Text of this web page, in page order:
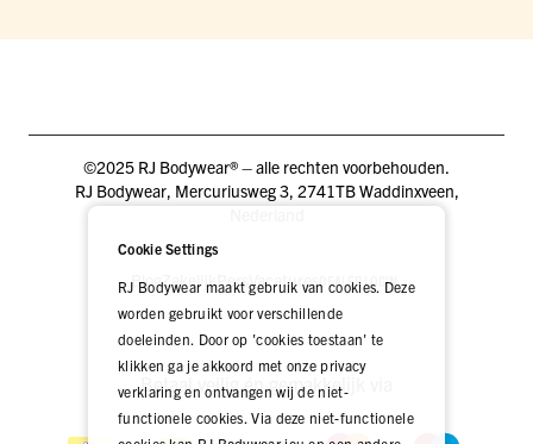
©2025 RJ Bodywear® – alle rechten voorbehouden.
RJ Bodywear, Mercuriusweg 3, 2741TB Waddinxveen,
BlogZakelijkPers VacaturesDEALER LOGIN
Betaal veilig én gemakkelijk via
Cookie Settings
RJ Bodywear maakt gebruik van cookies. Deze
worden gebruikt voor verschillende
doeleinden. Door op 'cookies toestaan' te
klikken ga je akkoord met onze privacy
verklaring en ontvangen wij de niet-
functionele cookies. Via deze niet-functionele